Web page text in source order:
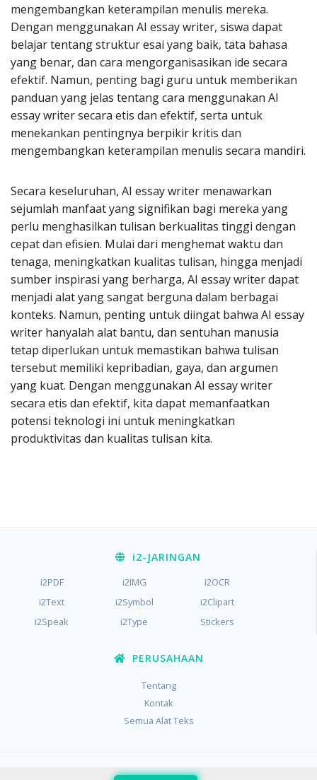
mengembangkan keterampilan menulis mereka.
Dengan menggunakan AI essay writer, siswa dapat
belajar tentang struktur esai yang baik, tata bahasa
yang benar, dan cara mengorganisasikan ide secara
efektif. Namun, penting bagi guru untuk memberikan
panduan yang jelas tentang cara menggunakan AI
essay writer secara etis dan efektif, serta untuk
menekankan pentingnya berpikir kritis dan
mengembangkan keterampilan menulis secara mandiri.
Secara keseluruhan, AI essay writer menawarkan
sejumlah manfaat yang signifikan bagi mereka yang
perlu menghasilkan tulisan berkualitas tinggi dengan
cepat dan efisien. Mulai dari menghemat waktu dan
tenaga, meningkatkan kualitas tulisan, hingga menjadi
sumber inspirasi yang berharga, AI essay writer dapat
menjadi alat yang sangat berguna dalam berbagai
konteks. Namun, penting untuk diingat bahwa AI essay
writer hanyalah alat bantu, dan sentuhan manusia
tetap diperlukan untuk memastikan bahwa tulisan
tersebut memiliki kepribadian, gaya, dan argumen
yang kuat. Dengan menggunakan AI essay writer
secara etis dan efektif, kita dapat memanfaatkan
potensi teknologi ini untuk meningkatkan
produktivitas dan kualitas tulisan kita.
i2-JARINGAN
i2PDF i2IMG
i2OCR
i2Text
i2Symbol
i2Clipart
i2Speak
i2Type Stickers
PERUSAHAAN
Tentang
Kontak
Semua Alat Teks
Pribadi / Ketentuan / Kue